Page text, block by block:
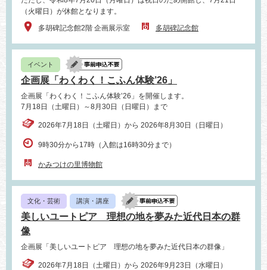
（火曜日）が休館となります。
多胡碑記念館2階 企画展示室
多胡碑記念館
イベント
企画展「わくわく！こふん体験’26」
企画展「わくわく！こふん体験’26」を開催します。
7月18日（土曜日）～8月30日（日曜日）まで
2026年7月18日（土曜日）から 2026年8月30日（日曜日）
9時30分から17時（入館は16時30分まで）
かみつけの里博物館
文化・芸術 講演・講座
美しいユートピア 理想の地を夢みた近代日本の群
像
企画展「美しいユートピア 理想の地を夢みた近代日本の群像」
2026年7月18日（土曜日）から 2026年9月23日（水曜日）